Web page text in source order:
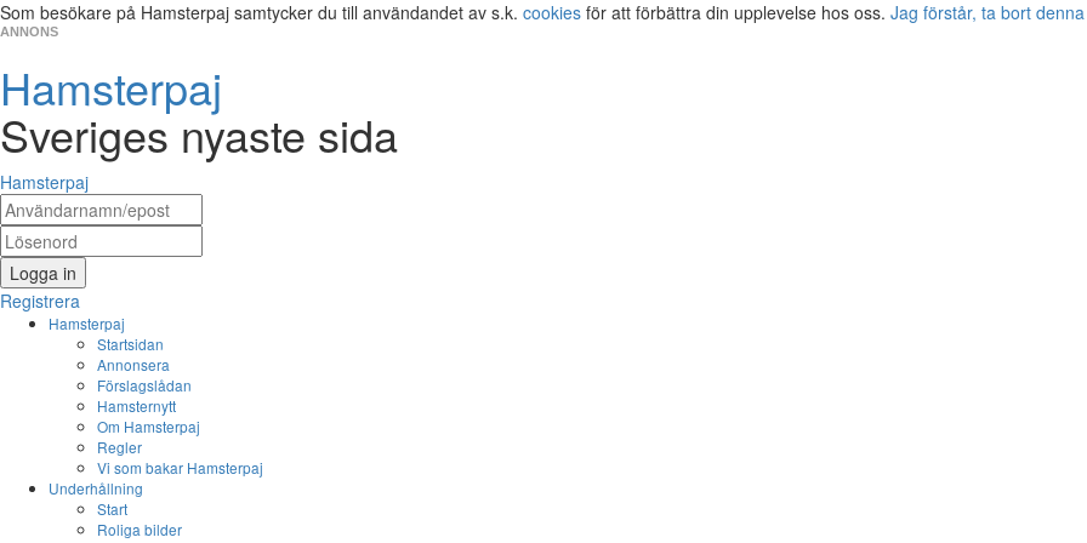
Som besökare på Hamsterpaj samtycker du till användandet av s.k. cookies för att förbättra din upplevelse hos oss. Jag förstår, ta bort
ANNONS
Hamsterpaj
Sveriges nyaste sida
Hamsterpaj
Logga in
Registrera
Hamsterpaj
Startsidan
Annonsera
Förslagslådan
Hamsternytt
Om Hamsterpaj
Regler
Vi som bakar Hamsterpaj
Underhållning
Start
Roliga bilder